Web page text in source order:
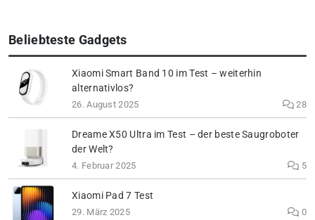
Beliebteste Gadgets
Xiaomi Smart Band 10 im Test – weiterhin
alternativlos?
26. August 2025 28
Dreame X50 Ultra im Test – der beste Saugroboter
der Welt?
4. Februar 2025 5
Xiaomi Pad 7 Test
29. März 2025 0